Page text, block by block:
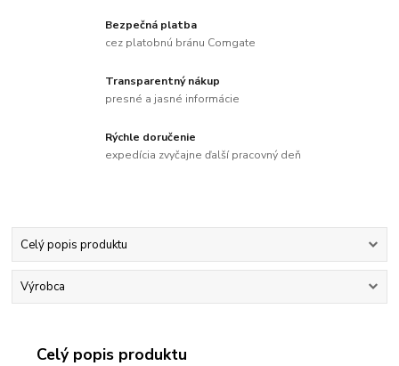
Bezpečná platba
cez platobnú bránu Comgate
Transparentný nákup
presné a jasné informácie
Rýchle doručenie
expedícia zvyčajne ďalší pracovný deň
Celý popis produktu
Výrobca
Celý popis produktu